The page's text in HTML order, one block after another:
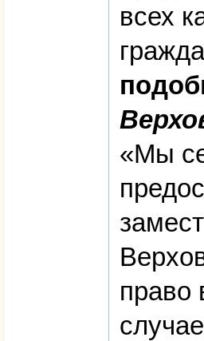
всех
«Мы
право